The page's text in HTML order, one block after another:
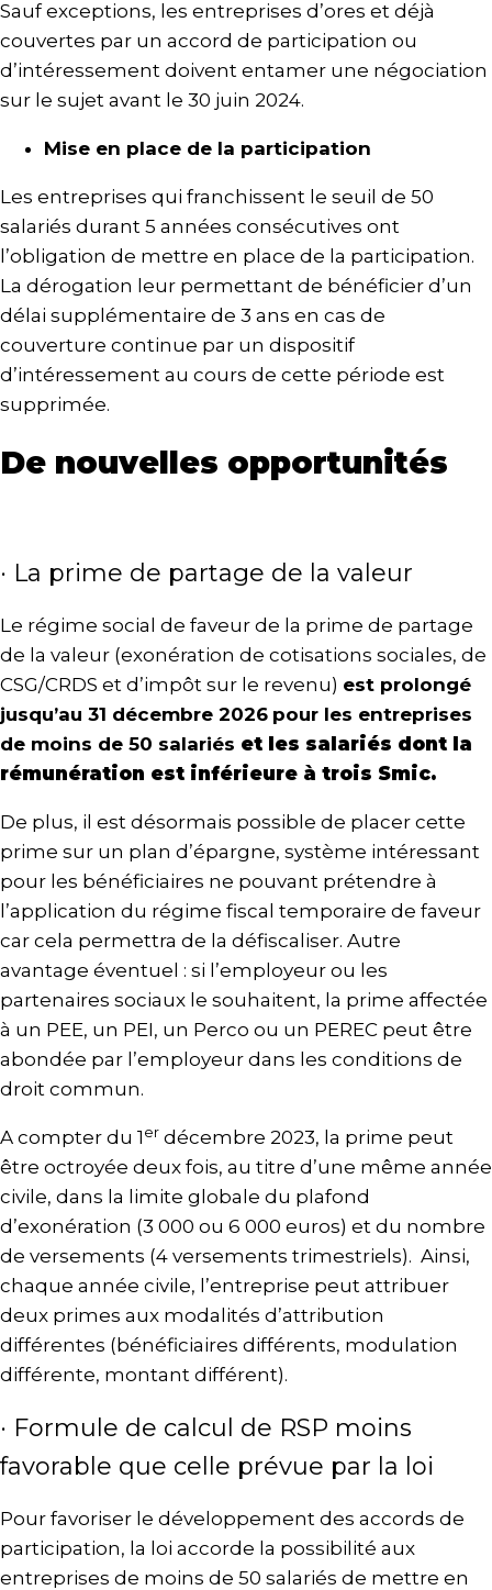
Sauf exceptions, les entreprises d’ores et déjà
couvertes par un accord de participation ou
d’intéressement doivent entamer une négociation
sur le sujet avant le 30 juin 2024.
Mise en place de la participation
Les entreprises qui franchissent le seuil de 50
salariés durant 5 années consécutives ont
l’obligation de mettre en place de la participation.
La dérogation leur permettant de bénéficier d’un
délai supplémentaire de 3 ans en cas de
couverture continue par un dispositif
d’intéressement au cours de cette période est
supprimée.
De nouvelles opportunités
· La prime de partage de la valeur
Le régime social de faveur de la prime de partage
de la valeur (exonération de cotisations sociales, de
CSG/CRDS et d’impôt sur le revenu) est prolongé
jusqu’au 31 décembre 2026 pour les entreprises
de moins de 50 salariés et les salariés dont la
rémunération est inférieure à trois Smic.
De plus, il est désormais possible de placer cette
prime sur un plan d’épargne, système intéressant
pour les bénéficiaires ne pouvant prétendre à
l’application du régime fiscal temporaire de faveur
car cela permettra de la défiscaliser. Autre
avantage éventuel : si l’employeur ou les
partenaires sociaux le souhaitent, la prime affectée
à un PEE, un PEI, un Perco ou un PEREC peut être
abondée par l’employeur dans les conditions de
droit commun.
A compter du 1 er décembre 2023, la prime peut
être octroyée deux fois, au titre d’une même année
civile, dans la limite globale du plafond
d’exonération (3 000 ou 6 000 euros) et du nombre
de versements (4 versements trimestriels). Ainsi,
chaque année civile, l’entreprise peut attribuer
deux primes aux modalités d’attribution
différentes (bénéficiaires différents, modulation
différente, montant différent).
· Formule de calcul de RSP moins
favorable que celle prévue par la loi
Pour favoriser le développement des accords de
participation, la loi accorde la possibilité aux
entreprises de moins de 50 salariés de mettre en